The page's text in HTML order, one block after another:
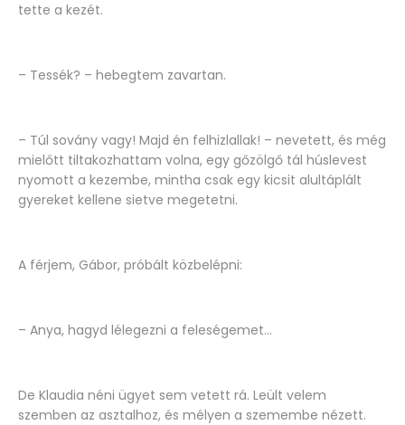
tette a kezét.
– Tessék? – hebegtem zavartan.
– Túl sovány vagy! Majd én felhizlallak! – nevetett, és még
mielőtt tiltakozhattam volna, egy gőzölgő tál húslevest
nyomott a kezembe, mintha csak egy kicsit alultáplált
gyereket kellene sietve megetetni.
A férjem, Gábor, próbált közbelépni:
– Anya, hagyd lélegezni a feleségemet...
De Klaudia néni ügyet sem vetett rá. Leült velem
szemben az asztalhoz, és mélyen a szemembe nézett.